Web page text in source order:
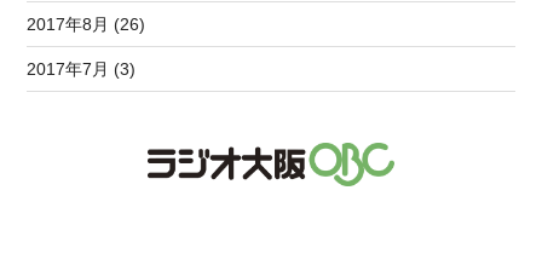
2017年8月 (26)
2017年7月 (3)